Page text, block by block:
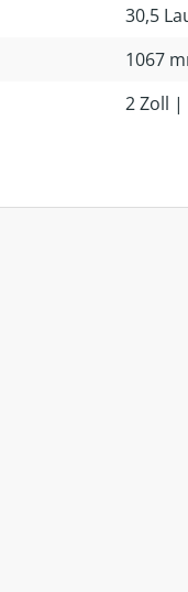
30,5
1067
2 Zoll |